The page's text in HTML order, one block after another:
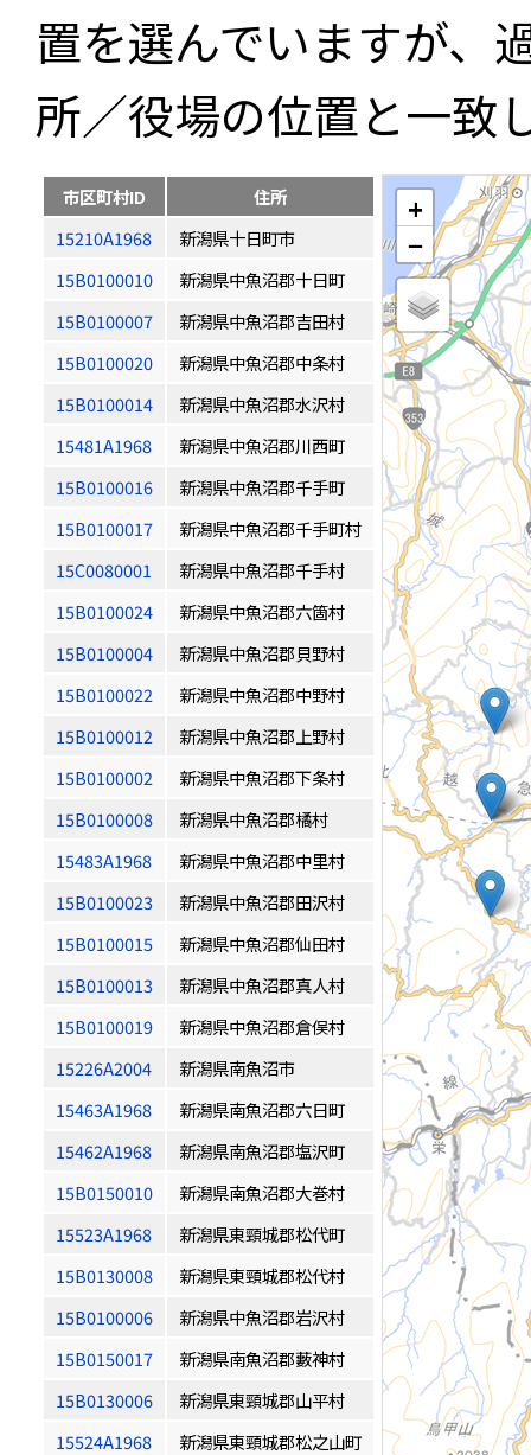
置を選んでいますが、
所／役場の位置と一致
市区町村ID
住所
15210A1968
新潟県十日町市
15B0100010
新潟県中魚沼郡十日町
15B0100007
新潟県中魚沼郡吉田村
15B0100020
新潟県中魚沼郡中条村
15B0100014
新潟県中魚沼郡水沢村
15481A1968
新潟県中魚沼郡川西町
15B0100016
新潟県中魚沼郡千手町
15B0100017
新潟県中魚沼郡千手町村
15C0080001
新潟県中魚沼郡千手村
15B0100024
新潟県中魚沼郡六箇村
15B0100004
新潟県中魚沼郡貝野村
15B0100022
新潟県中魚沼郡中野村
15B0100012
新潟県中魚沼郡上野村
15B0100002
新潟県中魚沼郡下条村
15B0100008
新潟県中魚沼郡橘村
15483A1968
新潟県中魚沼郡中里村
15B0100023
新潟県中魚沼郡田沢村
15B0100015
新潟県中魚沼郡仙田村
15B0100013
新潟県中魚沼郡真人村
15B0100019
新潟県中魚沼郡倉俣村
15226A2004
新潟県南魚沼市
15463A1968
新潟県南魚沼郡六日町
15462A1968
新潟県南魚沼郡塩沢町
15B0150010
新潟県南魚沼郡大巻村
15523A1968
新潟県東頸城郡松代町
15B0130008
新潟県東頸城郡松代村
15B0100006
新潟県中魚沼郡岩沢村
15B0150017
新潟県南魚沼郡藪神村
15B0130006
新潟県東頸城郡山平村
15524A1968
新潟県東頸城郡松之山町
+
−